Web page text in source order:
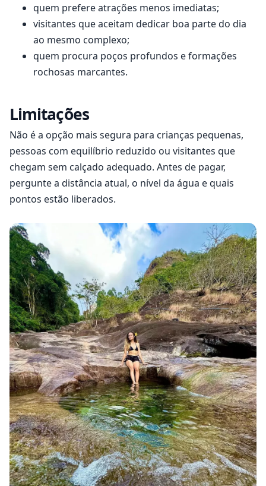
quem prefere atrações menos imediatas;
visitantes que aceitam dedicar boa parte do dia
ao mesmo complexo;
quem procura poços profundos e formações
rochosas marcantes.
Limitações
Não é a opção mais segura para crianças pequenas,
pessoas com equilíbrio reduzido ou visitantes que
chegam sem calçado adequado. Antes de pagar,
pergunte a distância atual, o nível da água e quais
pontos estão liberados.